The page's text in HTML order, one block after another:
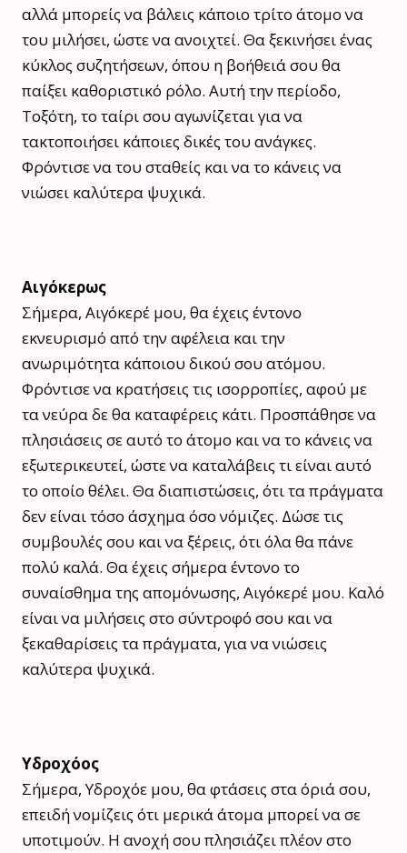
αλλά μπορείς να βάλεις κάποιο τρίτο άτομο να
του μιλήσει, ώστε να ανοιχτεί. Θα ξεκινήσει ένας
κύκλος συζητήσεων, όπου η βοήθειά σου θα
παίξει καθοριστικό ρόλο. Αυτή την περίοδο,
Τοξότη, το ταίρι σου αγωνίζεται για να
τακτοποιήσει κάποιες δικές του ανάγκες.
Φρόντισε να του σταθείς και να το κάνεις να
νιώσει καλύτερα ψυχικά.
Αιγόκερως
Σήμερα, Αιγόκερέ μου, θα έχεις έντονο
εκνευρισμό από την αφέλεια και την
ανωριμότητα κάποιου δικού σου ατόμου.
Φρόντισε να κρατήσεις τις ισορροπίες, αφού με
τα νεύρα δε θα καταφέρεις κάτι. Προσπάθησε να
πλησιάσεις σε αυτό το άτομο και να το κάνεις να
εξωτερικευτεί, ώστε να καταλάβεις τι είναι αυτό
το οποίο θέλει. Θα διαπιστώσεις, ότι τα πράγματα
δεν είναι τόσο άσχημα όσο νόμιζες. Δώσε τις
συμβουλές σου και να ξέρεις, ότι όλα θα πάνε
πολύ καλά. Θα έχεις σήμερα έντονο το
συναίσθημα της απομόνωσης, Αιγόκερέ μου. Καλό
είναι να μιλήσεις στο σύντροφό σου και να
ξεκαθαρίσεις τα πράγματα, για να νιώσεις
καλύτερα ψυχικά.
Υδροχόος
Σήμερα, Υδροχόε μου, θα φτάσεις στα όριά σου,
επειδή νομίζεις ότι μερικά άτομα μπορεί να σε
υποτιμούν. Η ανοχή σου πλησιάζει πλέον στο